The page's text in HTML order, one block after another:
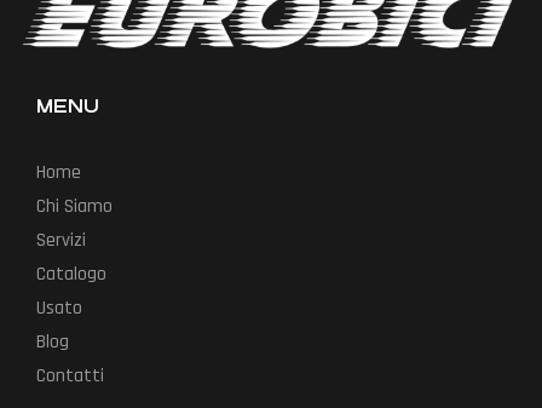
MENU
Home
Chi Siamo
Servizi
Catalogo
Usato
Blog
Contatti